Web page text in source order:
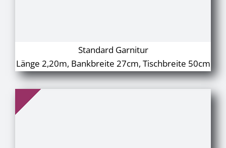
Standard Garnitur
Länge 2,20m, Bankbreite 27cm, Tischbreite 50cm